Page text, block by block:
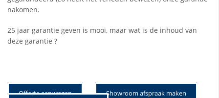
nakomen.
25 jaar garantie geven is mooi, maar wat is de inhoud van
deze garantie ?
Offerte aanvragen
Showroom afspraak maken